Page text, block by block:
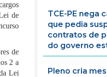
de
de
2 a
Lei
TCE-PE nega
que pedia
contratos de
do governo
Pleno cria